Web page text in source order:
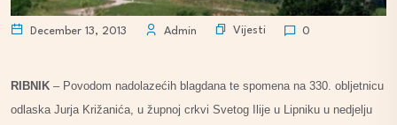
December 13, 2013 Admin Vijesti 0
RIBNIK – Povodom nadolazećih blagdana te spomena na 330. obljetnicu
odlaska Jurja Križanića, u župnoj crkvi Svetog Ilije u Lipniku u nedjelju